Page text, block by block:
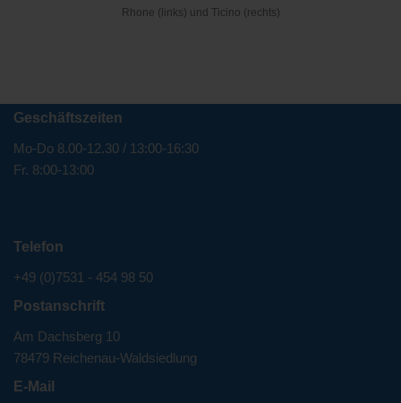
Rhone (links) und Ticino (rechts)
Geschäftszeiten
Mo-Do 8.00-12.30 / 13:00-16:30
Fr. 8:00-13:00
Telefon
+49 (0)7531 - 454 98 50
Postanschrift
Am Dachsberg 10
78479 Reichenau-Waldsiedlung
E-Mail